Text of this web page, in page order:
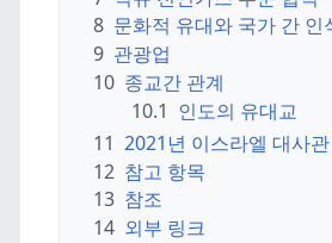
8 문화적 유대와 국가 간 인
9 관광업
10 종교간 관계
10.1 인도의 유대교
11 2021년 이스라엘 대사
12 참고 항목
13 참조
14 외부 링크